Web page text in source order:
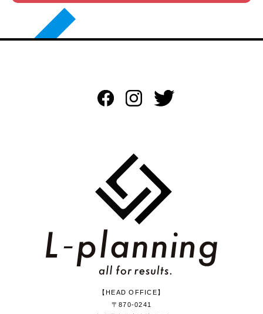
【HEAD OFFICE】
〒870-0241